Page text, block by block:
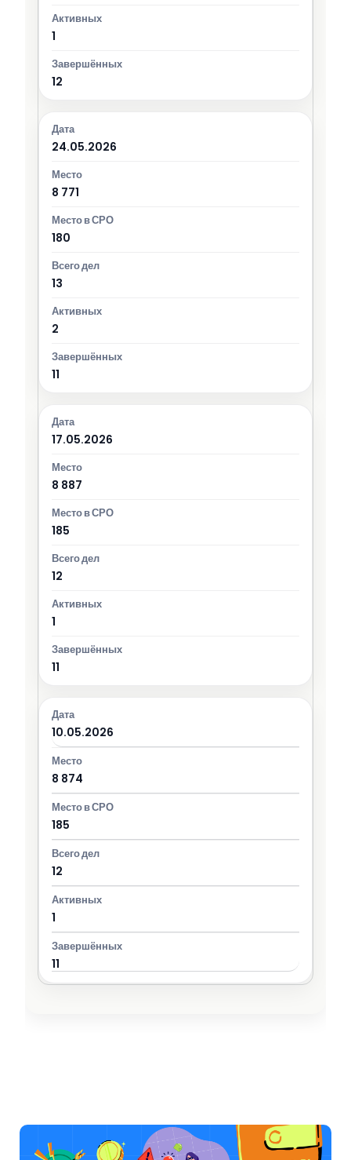
1
12
24.05.2026
8 771
180
13
2
11
17.05.2026
8 887
185
12
1
11
10.05.2026
8 874
185
12
1
11